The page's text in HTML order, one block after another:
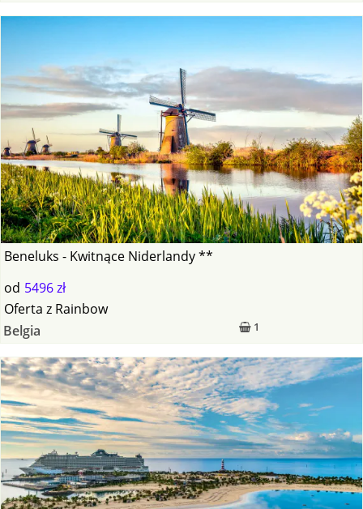
Beneluks - Kwitnące Niderlandy **
od 5496 zł
1
Oferta z Rainbow
Belgia